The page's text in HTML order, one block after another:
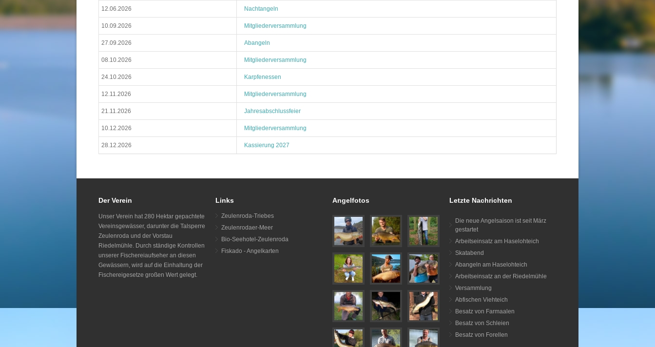
12.06.2026 Nachtangeln
10.09.2026 Mitgliederversammlung
27.09.2026 Abangeln
08.10.2026 Mitgliederversammlung
24.10.2026 Karpfenessen
12.11.2026 Mitgliederversammlung
21.11.2026 Jahresabschlussfeier
10.12.2026 Mitgliederversammlung
28.12.2026 Kassierung 2027
Der Verein
Unser Verein hat 280 Hektar gepachtete
Vereinsgewässer, darunter die Talsperre
Zeulenroda und der Vorstau
Riedelmühle. Durch ständige Kontrollen
unserer Fischereiaufseher an diesen
Gewässern, wird auf die Einhaltung der
Fischereigesetze großen Wert gelegt.
Links
Zeulenroda-Triebes
Zeulenrodaer-Meer
Bio-Seehotel-Zeulenroda
Fiskado - Angelkarten
Angelfotos Letzte Nachrichten
Die neue Angelsaison ist seit März
gestartet
Arbeitseinsatz am Haselohteich
Skatabend
Abangeln am Haselohteich
Arbeitseinsatz an der Riedelmühle
Versammlung
Abfischen Viehteich
Besatz von Farmaalen
Besatz von Schleien
Besatz von Forellen